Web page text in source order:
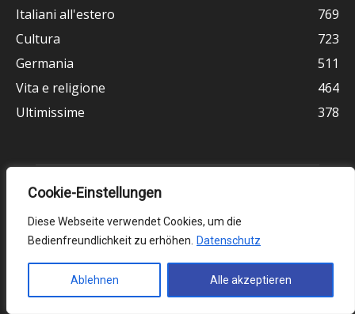
Cookie-Einstellungen
Diese Webseite verwendet Cookies, um die
Bedienfreundlichkeit zu erhöhen.
Datenschutz
Ablehnen Alle akzeptieren
Italiani all'estero
769
Cultura
723
Germania
511
Vita e religione
464
Ultimissime
378